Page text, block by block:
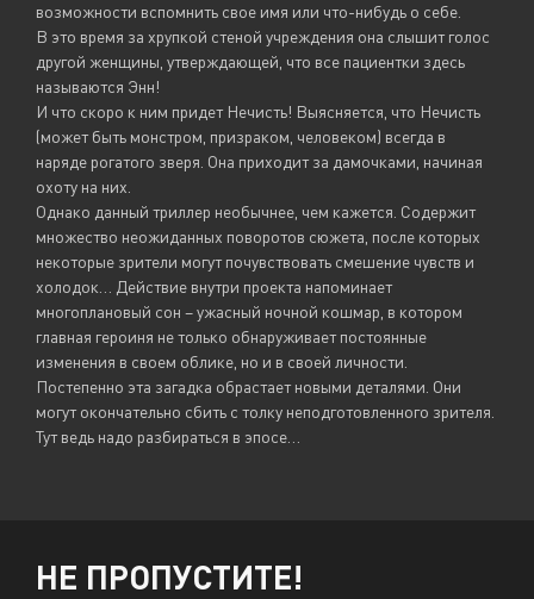
возможности вспомнить свое имя или что-нибудь о себе.
В это время за хрупкой стеной учреждения она слышит голос
другой женщины, утверждающей, что все пациентки здесь
называются Энн!
И что скоро к ним придет Нечисть! Выясняется, что Нечисть
(может быть монстром, призраком, человеком) всегда в
наряде рогатого зверя. Она приходит за дамочками, начиная
охоту на них.
Однако данный триллер необычнее, чем кажется. Содержит
множество неожиданных поворотов сюжета, после которых
некоторые зрители могут почувствовать смешение чувств и
холодок… Действие внутри проекта напоминает
многоплановый сон – ужасный ночной кошмар, в котором
главная героиня не только обнаруживает постоянные
изменения в своем облике, но и в своей личности.
Постепенно эта загадка обрастает новыми деталями. Они
могут окончательно сбить с толку неподготовленного зрителя.
Тут ведь надо разбираться в эпосе…
НЕ ПРОПУСТИТЕ!